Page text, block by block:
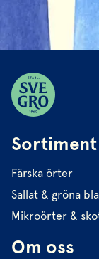
Sortiment
Färska örter
Sallat & gröna
Mikroörter &
Om oss